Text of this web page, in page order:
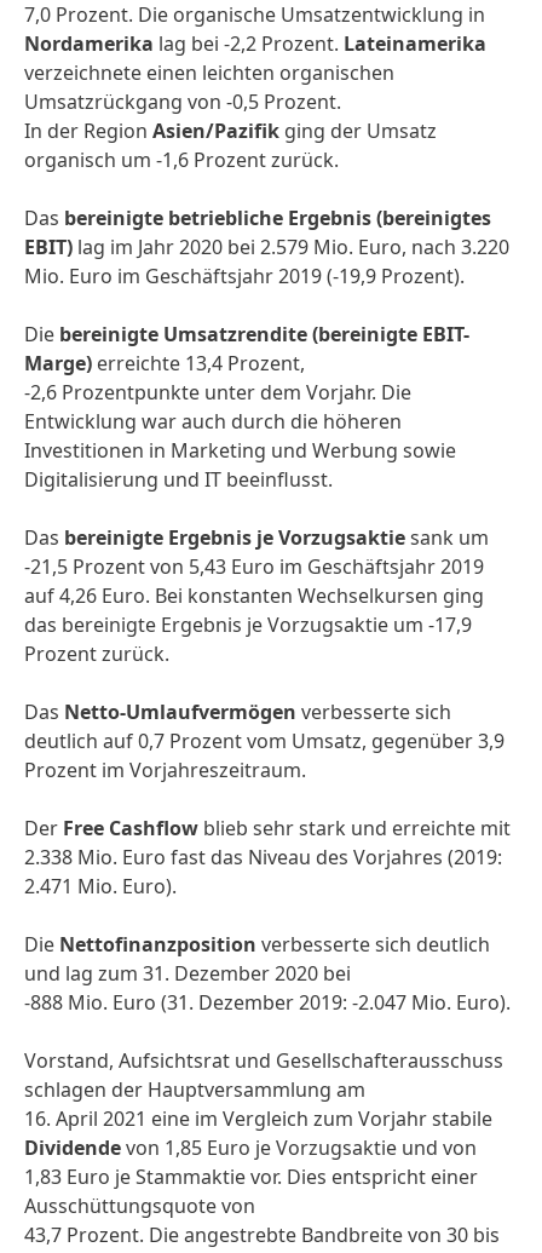
7,0 Prozent. Die organische Umsatzentwicklung in
Nordamerika lag bei -2,2 Prozent. Lateinamerika
verzeichnete einen leichten organischen
Umsatzrückgang von -0,5 Prozent.
In der Region Asien/Pazifik ging der Umsatz
organisch um -1,6 Prozent zurück.
Das bereinigte betriebliche Ergebnis(bereinigtes
EBIT) lag im Jahr 2020 bei 2.579 Mio. Euro, nach 3.220
Mio. Euro im Geschäftsjahr 2019 (-19,9 Prozent).
Die bereinigte Umsatzrendite(bereinigte EBIT-
Marge) erreichte 13,4 Prozent,
-2,6 Prozentpunkte unter dem Vorjahr. Die
Entwicklung war auch durch die höheren
Investitionen in Marketing und Werbung sowie
Digitalisierung und IT beeinflusst.
Das bereinigte Ergebnis je Vorzugsaktiesank um
-21,5 Prozent von 5,43 Euro im Geschäftsjahr 2019
auf 4,26 Euro. Bei konstanten Wechselkursen ging
das bereinigte Ergebnis je Vorzugsaktie um -17,9
Prozent zurück.
Das Netto-Umlaufvermögen verbesserte sich
deutlich auf 0,7 Prozent vom Umsatz, gegenüber 3,9
Prozent im Vorjahreszeitraum.
Der Free Cashflow blieb sehr stark und erreichte mit
2.338 Mio. Euro fast das Niveau des Vorjahres (2019:
2.471 Mio. Euro).
Die Nettofinanzposition verbesserte sich deutlich
und lag zum 31. Dezember 2020 bei
-888 Mio. Euro (31. Dezember 2019: -2.047 Mio. Euro).
Vorstand, Aufsichtsrat und Gesellschafterausschuss
schlagen der Hauptversammlung am
16. April 2021 eine im Vergleich zum Vorjahr stabile
Dividendevon 1,85 Euro je Vorzugsaktie und von
1,83 Euro je Stammaktie vor. Dies entspricht einer
Ausschüttungsquote von
43,7 Prozent. Die angestrebte Bandbreite von 30 bis